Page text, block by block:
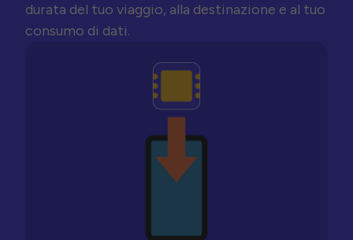
durata del tuo viaggio, alla destinazione e al tuo
consumo di dati.